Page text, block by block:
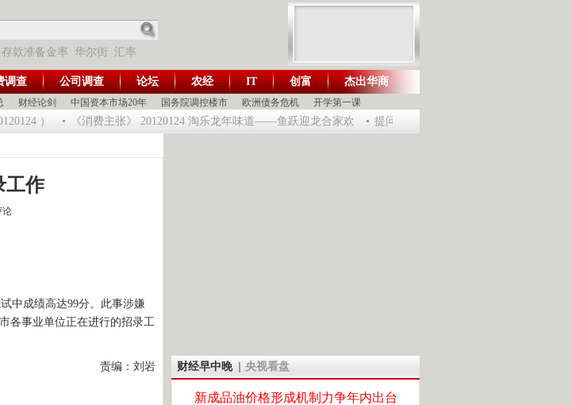
存款准备金率 华尔街 汇率
财智生活 一键通达
财经论剑 中国资本市场20年 国务院调控楼市 欧洲债务危机 开学第一课
调查 公司调查 论坛 农经 IT 创富 杰出华商
） 《消费主张》 20120124 淘乐龙年味道——鱼跃迎龙合家欢 提问2012：机遇与悬念共存
工作
论
中成绩高达99分。此事涉嫌
各事业单位正在进行的招录工
责编：刘岩 财经早中晚 央视看盘
新成品油价格形成机制力争年内出台